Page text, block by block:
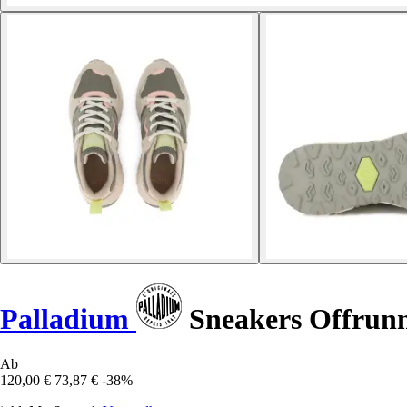
Palladium Sneakers
Ab
120,00 € 73,87 € -38%